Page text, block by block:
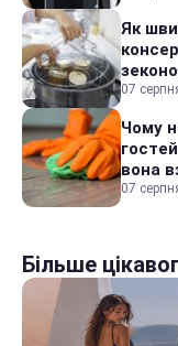
Як
07
Чому
вона
07
Більше